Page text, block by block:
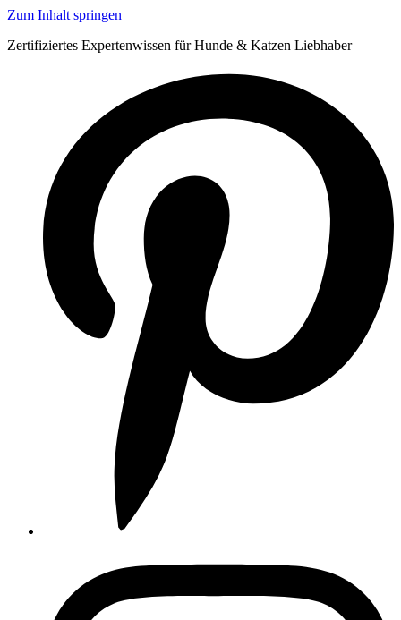
Zum Inhalt springen
Zertifiziertes Expertenwissen für Hunde & Katzen Liebhaber